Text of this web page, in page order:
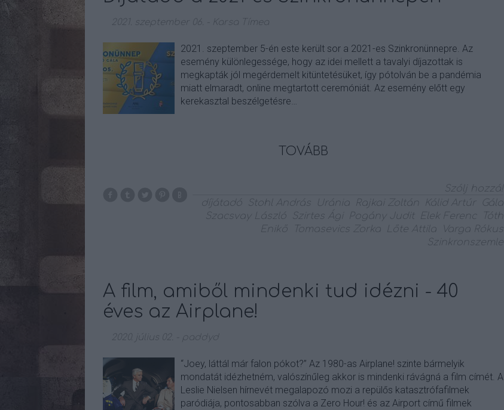
2021. szeptember 06. Karsa Tímea
2021. szeptember 5-én este került sor a 2021-es Szinkronünnepre. Az
esemény különlegessége, hogy az idei mellett a tavalyi díjazottak is
megkapták jól megérdemelt kitüntetésüket, így pótolván be a pandémia
miatt elmaradt, online megtartott ceremóniát. Az esemény előtt egy
kerekasztal beszélgetésre…
TOVÁBB
Szólj hozzá!
díjátadó
Stohl András Uránia Rajkai Zoltán Kálid Artúr
Gála
Szacsvay László
Szirtes Ági Pogány Judit Elek Ferenc
Tóth
Enikő
Tomasevics Zorka Lőte Attila
Varga Rókus
Szinkronszemle
A film, amiből mindenki tud idézni - 40
éves az Airplane!
2020. július 02. paddyd
“Joey, láttál már falon pókot?” Az 1980-as Airplane! szinte bármelyik
mondatát idézhetném, valószínűleg akkor is mindenki rávágná a film címét. A
Leslie Nielsen hírnevét megalapozó mozi a repülős katasztrófafilmek
paródiája, pontosabban szólva a Zero Hour! és az Airport című filmek